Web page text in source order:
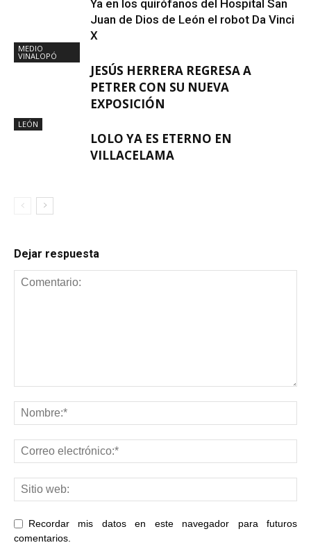
Ya en los quirófanos del Hospital San
Juan de Dios de León el robot Da Vinci
X
MEDIO
VINALOPÓ
JESÚS HERRERA REGRESA A
PETRER CON SU NUEVA
EXPOSICIÓN
LEÓN
LOLO YA ES ETERNO EN
VILLACELAMA
Dejar respuesta
Recordar mis datos en este navegador para futuros
comentarios.